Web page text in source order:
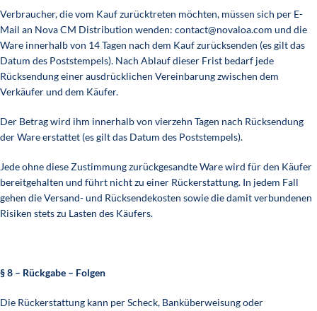
Verbraucher, die vom Kauf zurücktreten möchten, müssen sich per E-
Mail an Nova CM Distribution wenden: contact@novaloa.com und die
Ware innerhalb von 14 Tagen nach dem Kauf zurücksenden (es gilt das
Datum des Poststempels). Nach Ablauf dieser Frist bedarf jede
Rücksendung einer ausdrücklichen Vereinbarung zwischen dem
Verkäufer und dem Käufer.
Der Betrag wird ihm innerhalb von vierzehn Tagen nach Rücksendung
der Ware erstattet (es gilt das Datum des Poststempels).
Jede ohne diese Zustimmung zurückgesandte Ware wird für den Käufer
bereitgehalten und führt nicht zu einer Rückerstattung. In jedem Fall
gehen die Versand- und Rücksendekosten sowie die damit verbundenen
Risiken stets zu Lasten des Käufers.
§ 8 – Rückgabe – Folgen
Die Rückerstattung kann per Scheck, Banküberweisung oder